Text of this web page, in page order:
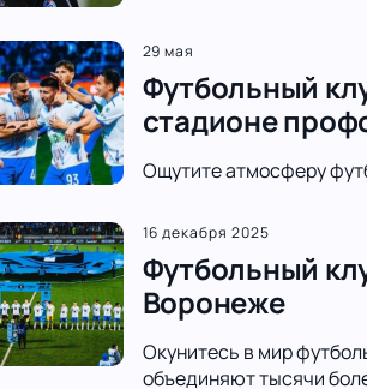
29 мая
Футбольный
стадионе
Ощутите атмосферу
16 декабря 2025
Футбольный
Воронеже
Окунитесь в мир
объединяют тысячи